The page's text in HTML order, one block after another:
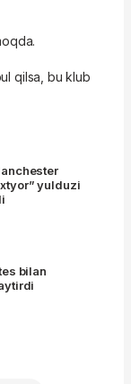
qilsa, bu klub
yulduzi
bilan